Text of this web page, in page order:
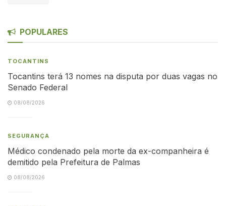
POPULARES
TOCANTINS
Tocantins terá 13 nomes na disputa por duas vagas no
Senado Federal
08/08/2026
SEGURANÇA
Médico condenado pela morte da ex-companheira é
demitido pela Prefeitura de Palmas
08/08/2026